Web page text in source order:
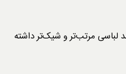
لباسی مرتب‌تر و شیک‌تر داشته